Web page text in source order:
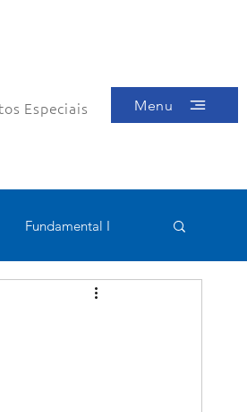
Especiais Menu
Fundamental I